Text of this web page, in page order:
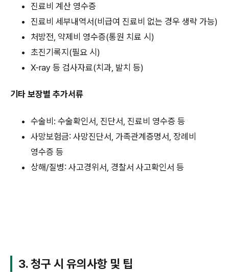
진료비 계산 영수증
진료비 세부내역서(비급여 진료비 없는 경우 생략 가능)
처방전, 약제비 영수증(통원 치료 시)
초진기록지(필요 시)
X-ray 등 검사자료(치과, 발치 등)
기타 보장별 추가서류
수술비: 수술확인서, 진단서, 진료비 영수증 등
사망보험금: 사망진단서, 가족관계증명서, 장례비
영수증 등
상해/질병: 사고경위서, 경찰서 사고확인서 등
3. 청구 시 유의사항 및 팁